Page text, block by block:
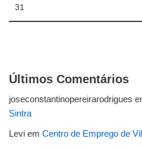
31
Últimos Comentários
joseconstantinopereirarodrigues
Sintra
Levi em Centro de Emprego de